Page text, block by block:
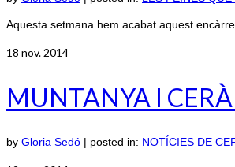
Aquesta setmana hem acabat aquest
18 nov. 2014
MUNTANYA I
by Gloria Sedó | posted in: NOTÍCIES DE